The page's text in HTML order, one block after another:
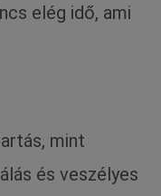
elég idő, ami
mint
és veszélyes